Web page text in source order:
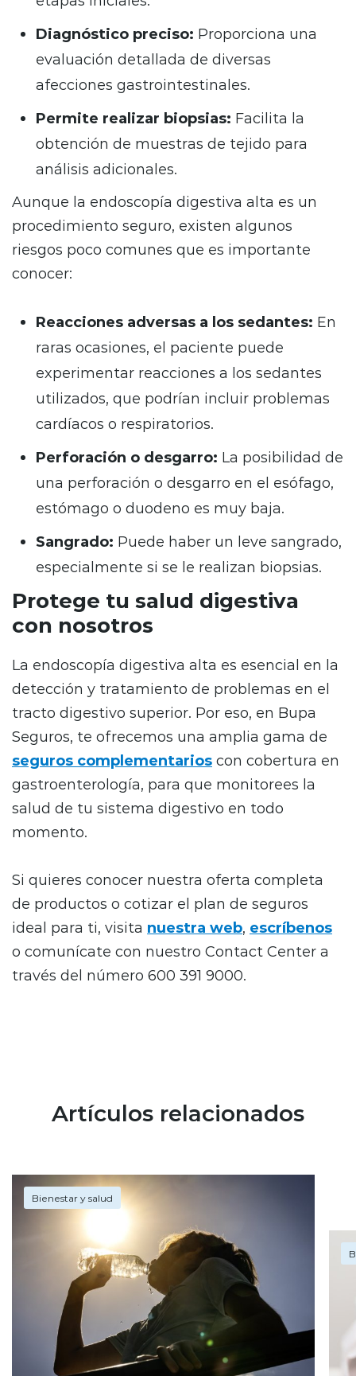
Diagnóstico preciso: Proporciona una
evaluación detallada de diversas
afecciones gastrointestinales.
Permite realizar biopsias: Facilita la
obtención de muestras de tejido para
análisis adicionales.
Aunque la endoscopía digestiva alta es un
procedimiento seguro, existen algunos
riesgos poco comunes que es importante
conocer:
Reacciones adversas a los sedantes: En
raras ocasiones, el paciente puede
experimentar reacciones a los sedantes
utilizados, que podrían incluir problemas
cardíacos o respiratorios.
Perforación o desgarro: La posibilidad de
una perforación o desgarro en el esófago,
estómago o duodeno es muy baja.
Sangrado: Puede haber un leve sangrado,
especialmente si se le realizan biopsias.
Protege tu salud digestiva
con nosotros
La endoscopía digestiva alta es esencial en la
detección y tratamiento de problemas en el
tracto digestivo superior. Por eso, en Bupa
Seguros, te ofrecemos una amplia gama de
seguros complementarios con cobertura en
gastroenterología, para que monitorees la
salud de tu sistema digestivo en todo
momento.
Si quieres conocer nuestra oferta completa
de productos o cotizar el plan de seguros
ideal para ti, visita nuestra web, escríbenos
o comunícate con nuestro Contact Center a
través del número 600 391 9000.
Artículos relacionados
Bienestar y salud